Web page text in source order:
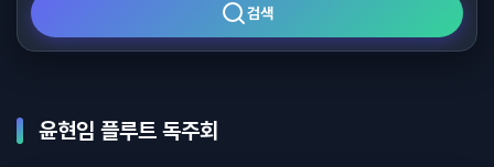
검색
윤현임 플루트 독주회